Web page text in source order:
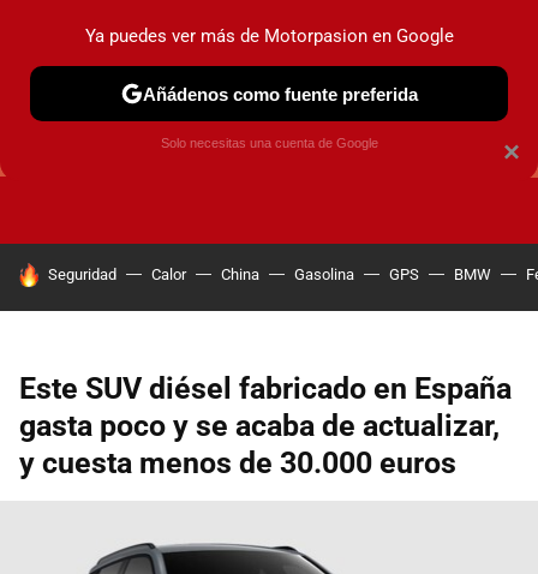
GUÍAS DE COMPRA OFERTAS DE COCHES CONSEJOS
HOY SE HABLA DE
Seguridad Calor China Gasolina GPS BMW
Este SUV diésel fabricado en España
gasta poco y se acaba de actualizar,
y cuesta menos de 30.000 euros
×
Ya puedes ver más de Motorpasion en Google
Añádenos como fuente preferida
Solo necesitas una cuenta de Google